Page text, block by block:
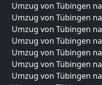
Umzug von Tübingen
Umzug von Tübingen
Umzug von Tübingen
Umzug von Tübingen
Umzug von Tübingen
Umzug von Tübingen
Umzug von Tübingen